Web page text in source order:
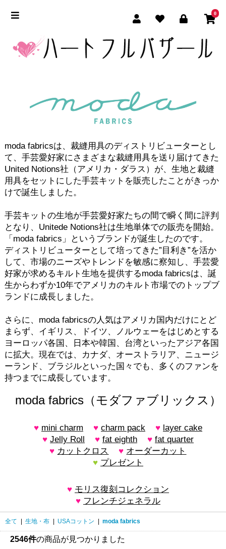
0
moda fabricsは、裁縫用具のディストリビューターとし
て、手芸愛好家にさまざまな裁縫用具を送り届けてきた
United Notions社（アメリカ・ダラス）が、生地と裁縫
用具をセットにした手芸キットを販売したことがきっか
けで誕生しました。
手芸キットの生地が手芸愛好家たちの間で瞬く間に評判
となり、Unitede Notions社は生地単体での販売を開始。
「moda fabrics」というブランドが誕生したのです。
ディストリビューターとして培ってきた”目利き”を活か
して、市場のニーズやトレンドを敏感に察知し、手芸愛
好家が求めるキルト生地を提供するmoda fabricsは、誕
生からわずか10年でアメリカのキルト市場でのトップブ
ランドに成長しました。
さらに、moda fabricsの人気はアメリカ国内だけにとど
まらず、イギリス、ドイツ、ノルウェーをはじめとする
ヨーロッパ各国、日本や韓国、台湾といったアジア各国
に拡大。現在では、カナダ、オーストラリア、ニュージ
ーランド、ブラジルといった国々でも、多くのファンを
持つまでに成長しています。
moda fabrics（モダファブリックス）
mini charm charm pack
layer cake
Jelly Roll
fat eighth
fat quarter
カットクロス
オーダーカット
プレゼント
モリス復刻コレクション
フレンチジェネラル
全て | 生地・布 | USAコットン | moda fabrics
2546件の商品が見つかりました